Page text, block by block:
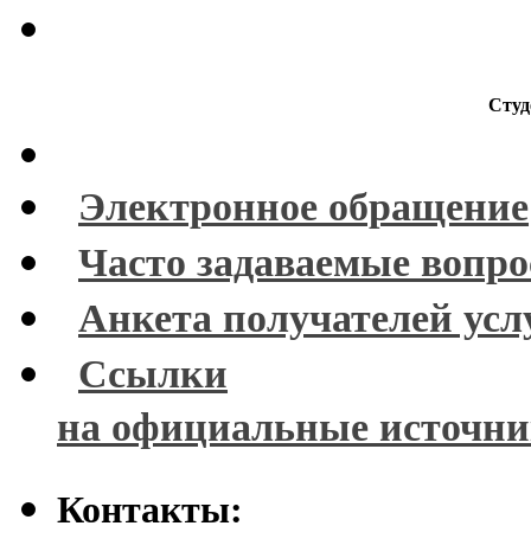
Электронное обращение
Часто задаваемые
Анкета получателей
Ссылки
на официальные
Контакты: